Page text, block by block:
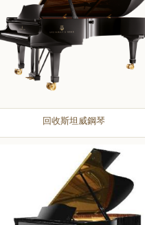
回收斯坦威鋼琴